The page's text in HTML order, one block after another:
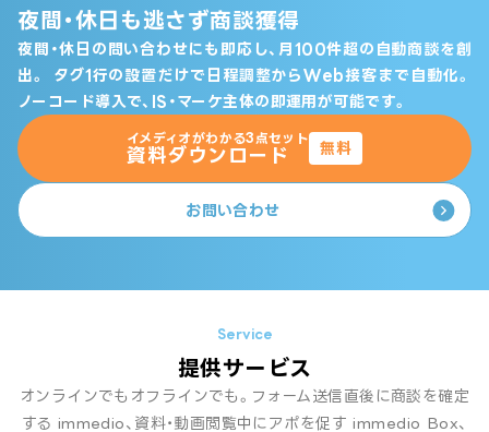
夜間・休日も逃さず商談獲得
夜間・休日の問い合わせにも即応し、月100件超の自動商談を創
出。
タグ1行の設置だけで日程調整からWeb接客まで自動化。
ノーコード導入で、IS・マーケ主体の即運用が可能です。
イメディオがわかる3点セット
資料ダウンロード 無料
お問い合わせ
提供サービス
オンラインでもオフラインでも。フォーム送信直後に商談を確定
する immedio、資料・動画閲覧中にアポを促す immedio Box、